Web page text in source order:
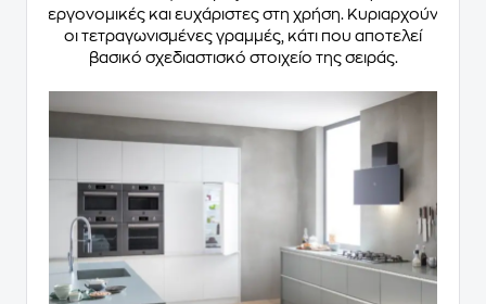
εργονομικές και ευχάριστες στη χρήση. Κυριαρχούν
οι τετραγωνισμένες γραμμές, κάτι που αποτελεί
βασικό σχεδιαστισκό στοιχείο της σειράς.